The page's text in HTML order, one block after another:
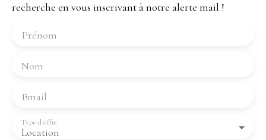
recherche en vous inscrivant à notre alerte mail !
Prénom
Nom
Email
Location
Type d'offre